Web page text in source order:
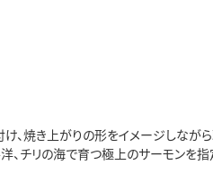
け、焼き上がりの形をイメージしなが
チリの海で育つ極上のサーモンを